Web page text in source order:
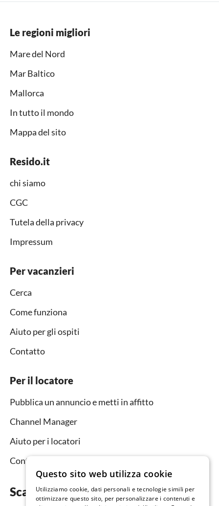
Le regioni migliori
Mare del Nord
Mar Baltico
Mallorca
In tutto il mondo
Mappa del sito
Resido.it
chi siamo
CGC
Tutela della privacy
Impressum
Per vacanzieri
Cerca
Come funziona
Aiuto per gli ospiti
Contatto
Per il locatore
Pubblica un annuncio e metti in affitto
Channel Manager
Aiuto per i locatori
Contatto
Scarica subito l’app
Questo sito web utilizza cookie
Utilizziamo cookie, dati personali e tecnologie simili per
ottimizzare questo sito, per personalizzare i contenuti e